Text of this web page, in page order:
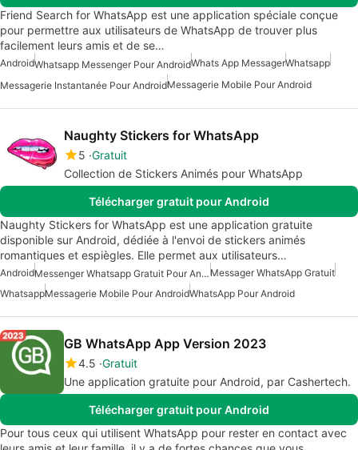
Friend Search for WhatsApp est une application spéciale conçue
pour permettre aux utilisateurs de WhatsApp de trouver plus
facilement leurs amis et de se…
AndroidWhatsapp Messenger Pour AndroidWhats App MessagerWhatsapp
Messagerie Instantanée Pour AndroidMessagerie Mobile Pour Android
Naughty Stickers for WhatsApp
5 Gratuit
Collection de Stickers Animés pour WhatsApp
Télécharger gratuit pour Android
Naughty Stickers for WhatsApp est une application gratuite
disponible sur Android, dédiée à l'envoi de stickers animés
romantiques et espiègles. Elle permet aux utilisateurs…
Android Messenger Whatsapp Gratuit Pour Android Messager WhatsApp Gratuit
WhatsappMessagerie Mobile Pour AndroidWhatsApp Pour Android
GB WhatsApp App Version 2023
4.5 Gratuit
Une application gratuite pour Android, par Cashertech.
Télécharger gratuit pour Android
Pour tous ceux qui utilisent WhatsApp pour rester en contact avec